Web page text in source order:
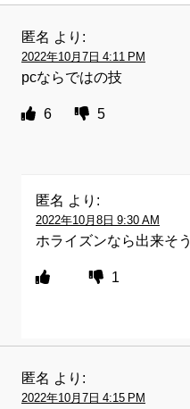
匿名 より:
2022年10月7日 4:11 PM
pcならではの技
6 5
匿名 より:
2022年10月8日 9:30 AM
ホライズンなら出来そう
1
匿名 より:
2022年10月7日 4:15 PM